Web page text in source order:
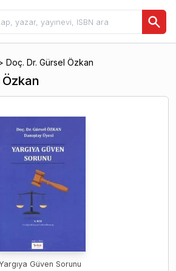
Doç. Dr. Gürsel Özkan
Güven Sorunu